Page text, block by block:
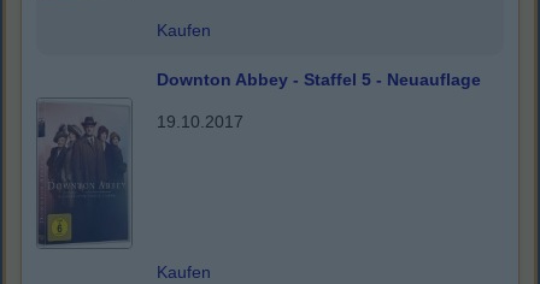
Kaufen
Downton Abbey - Staffel 5 - Neuauflage
19.10.2017
Kaufen